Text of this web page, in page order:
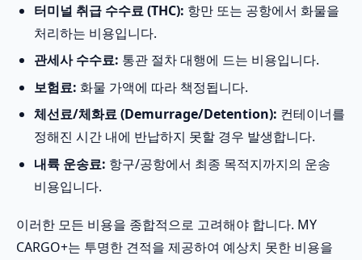
터미널 취급 수수료 (THC): 항만 또는 공항에서 화물을
처리하는 비용입니다.
관세사 수수료: 통관 절차 대행에 드는 비용입니다.
보험료: 화물 가액에 따라 책정됩니다.
체선료/체화료 (Demurrage/Detention): 컨테이너를
정해진 시간 내에 반납하지 못할 경우 발생합니다.
내륙 운송료: 항구/공항에서 최종 목적지까지의 운송
비용입니다.
이러한 모든 비용을 종합적으로 고려해야 합니다. MY
CARGO+는 투명한 견적을 제공하여 예상치 못한 비용을